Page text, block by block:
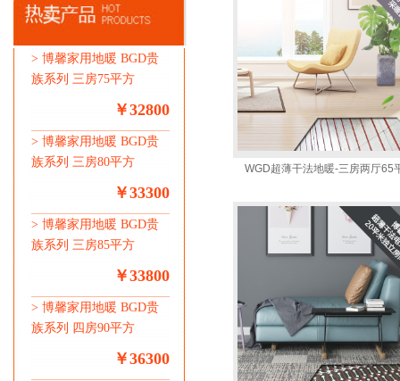
> 博馨家用地暖 BGD贵
族系列 三房75平方
￥32800
> 博馨家用地暖 BGD贵
族系列 三房80平方
￥33300
> 博馨家用地暖 BGD贵
族系列 三房85平方
￥33800
> 博馨家用地暖 BGD贵
族系列 四房90平方
￥36300
WGD超薄干法地暖-三房两厅65